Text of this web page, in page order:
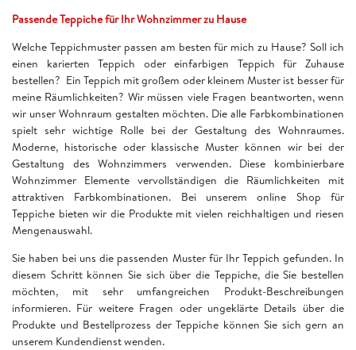
Passende Teppiche für Ihr Wohnzimmer zu Hause
Welche Teppichmuster passen am besten für mich zu Hause? Soll ich
einen karierten Teppich oder einfarbigen Teppich für Zuhause
bestellen? Ein Teppich mit großem oder kleinem Muster ist besser für
meine Räumlichkeiten? Wir müssen viele Fragen beantworten, wenn
wir unser Wohnraum gestalten möchten. Die alle Farbkombinationen
spielt sehr wichtige Rolle bei der Gestaltung des Wohnraumes.
Moderne, historische oder klassische Muster können wir bei der
Gestaltung des Wohnzimmers verwenden. Diese kombinierbare
Wohnzimmer Elemente vervollständigen die Räumlichkeiten mit
attraktiven Farbkombinationen. Bei unserem online Shop für
Teppiche bieten wir die Produkte mit vielen reichhaltigen und riesen
Mengenauswahl.
Sie haben bei uns die passenden Muster für Ihr Teppich gefunden. In
diesem Schritt können Sie sich über die Teppiche, die Sie bestellen
möchten, mit sehr umfangreichen Produkt-Beschreibungen
informieren. Für weitere Fragen oder ungeklärte Details über die
Produkte und Bestellprozess der Teppiche können Sie sich gern an
unserem Kundendienst wenden.